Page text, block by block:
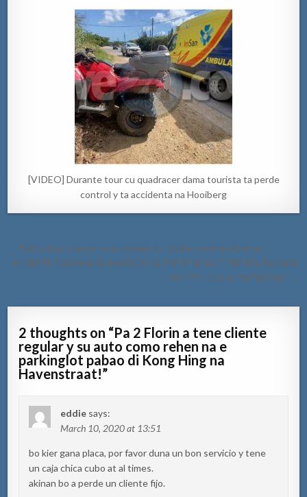
[VIDEO] Durante tour cu quadracer dama tourista ta perde
control y ta accidenta na Hooiberg
Post
navigation
← Polis a bay atende un problema cu choller na Arendsstraat
MINISTER XIOMARA MADURO A PRESENCIA E PRESENTACION
DI E PELICULA ‘PATROON’ →
2 thoughts on “Pa 2 Florin a tene cliente
regular y su auto como rehen na e
parkinglot pabao di Kong Hing na
Havenstraat!”
eddie says:
March 10, 2020 at 13:51
bo kier gana placa, por favor duna un bon servicio y tene
un caja chica cubo at al times.
akinan bo a perde un cliente fijo.